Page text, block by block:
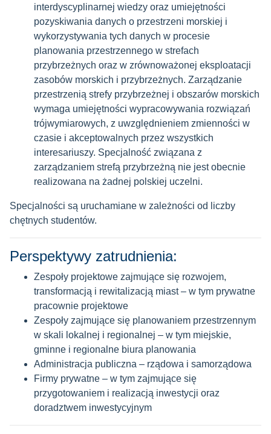
interdyscyplinarnej wiedzy oraz umiejętności
pozyskiwania danych o przestrzeni morskiej i
wykorzystywania tych danych w procesie
planowania przestrzennego w strefach
przybrzeżnych oraz w zrównoważonej eksploatacji
zasobów morskich i przybrzeżnych. Zarządzanie
przestrzenią strefy przybrzeżnej i obszarów morskich
wymaga umiejętności wypracowywania rozwiązań
trójwymiarowych, z uwzględnieniem zmienności w
czasie i akceptowalnych przez wszystkich
interesariuszy. Specjalność związana z
zarządzaniem strefą przybrzeżną nie jest obecnie
realizowana na żadnej polskiej uczelni.
Specjalności są uruchamiane w zależności od liczby
chętnych studentów.
Perspektywy zatrudnienia:
Zespoły projektowe zajmujące się rozwojem,
transformacją i rewitalizacją miast – w tym prywatne
pracownie projektowe
Zespoły zajmujące się planowaniem przestrzennym
w skali lokalnej i regionalnej – w tym miejskie,
gminne i regionalne biura planowania
Administracja publiczna – rządowa i samorządowa
Firmy prywatne – w tym zajmujące się
przygotowaniem i realizacją inwestycji oraz
doradztwem inwestycyjnym